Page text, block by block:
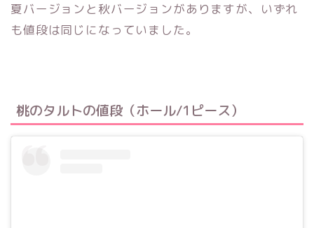
夏バージョンと秋バージョンがありますが、いずれ
も値段は同じになっていました。
桃のタルトの値段（ホール/1ピース）